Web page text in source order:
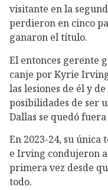
visitante en la
perdieron en cinco
ganaron el título.
El entonces gerente
canje por Kyrie
las lesiones de él y
posibilidades de ser
Dallas se quedó
En 2023-24, su única
e Irving condujeron
primera vez desde
todo.